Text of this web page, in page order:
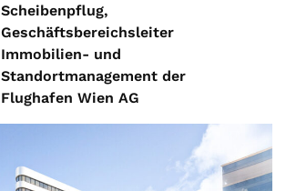
Scheibenpflug,
Geschäftsbereichsleiter
Immobilien- und
Standortmanagement der
Flughafen Wien AG